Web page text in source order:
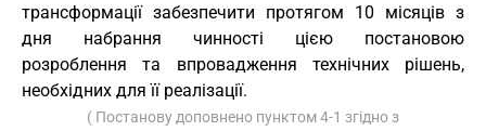
трансформації забезпечити протягом 10 місяців з
дня набрання чинності цією постановою
розроблення та впровадження технічних рішень,
необхідних для її реалізації.
( Постанову доповнено пунктом 4-1 згідно з